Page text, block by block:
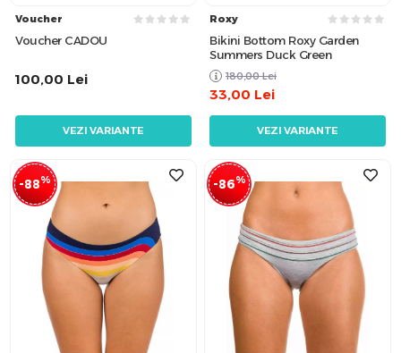
Voucher
Voucher CADOU
100,00 Lei
VEZI VARIANTE
Roxy
Bikini Bottom Roxy Garden
Summers Duck Green
180,00 Lei
33,00 Lei
VEZI VARIANTE
-88% -86%